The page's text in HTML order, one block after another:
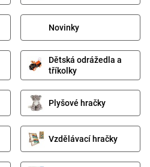
Novinky
Dětská odrážedla a
tříkolky
Plyšové hračky
Vzdělávací hračky